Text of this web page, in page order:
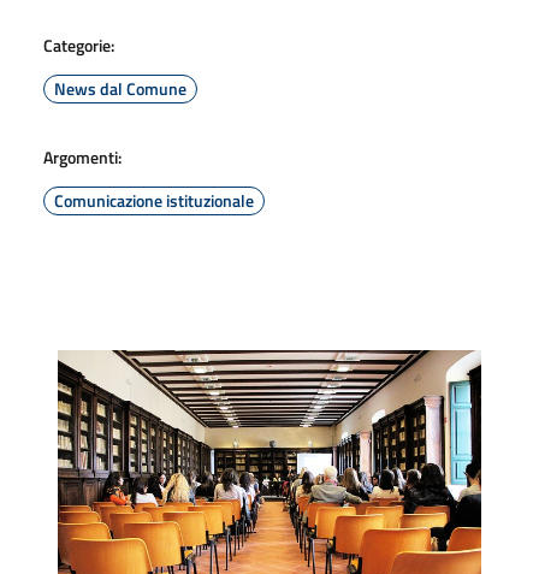
Categorie:
News dal Comune
Argomenti:
Comunicazione istituzionale